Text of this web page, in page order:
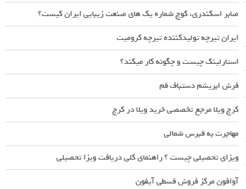
صابر اسکندری، کوچ شماره یک های صنعت زیبایی ایران کیست؟
ایران تیرچه تولیدکننده تیرچه کرومیت
استارلینک چیست و چگونه کار میکند؟
فرش ابریشم دستباف قم
کرج ویلا مرجع تخصصی خرید ویلا در کرج
مهاجرت به قبرس شمالی
ویزای تحصیلی چیست ؟ راهنمای کلی دریافت ویزا تحصیلی
آوافون مرکز فروش قسطی آیفون